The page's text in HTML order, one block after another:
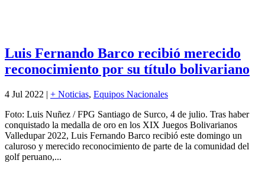
Luis Fernando Barco recibió merecido
reconocimiento por su título bolivariano
4 Jul 2022 | + Noticias, Equipos Nacionales
Foto: Luis Nuñez / FPG Santiago de Surco, 4 de julio. Tras haber
conquistado la medalla de oro en los XIX Juegos Bolivarianos
Valledupar 2022, Luis Fernando Barco recibió este domingo un
caluroso y merecido reconocimiento de parte de la comunidad del
golf peruano,...